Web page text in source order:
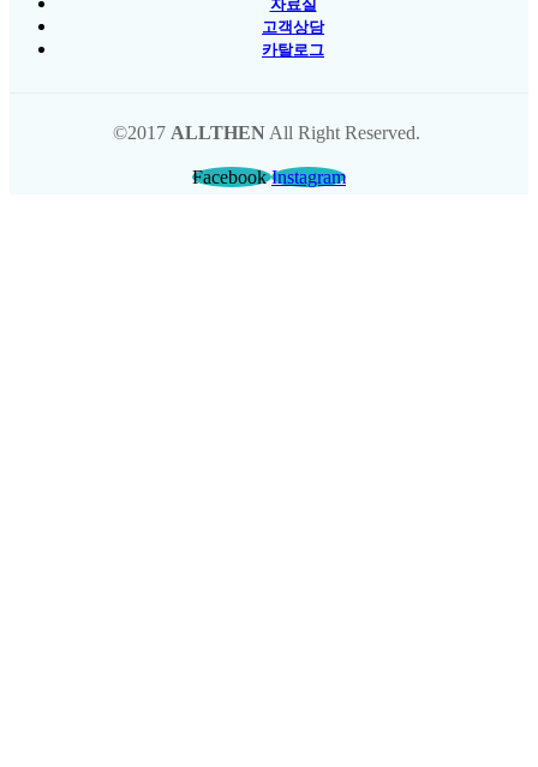
자료실
고객상담
카탈로그
©2017 ALLTHEN All Right Reserved.
Facebook Instagram